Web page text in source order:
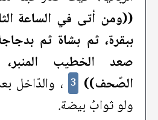
((ومن أتى في الساعة
ببقرة، ثم بشاة ثم
صعد الخطيب
الصّحف)) 3 ، والدّاخل
ولو ثوابُ بيضة.